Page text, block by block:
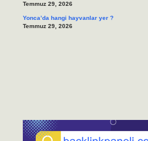
Temmuz 29, 2026
Yonca’da hangi hayvanlar yer ?
Temmuz 29, 2026